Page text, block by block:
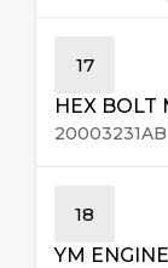
17
HEX BOLT
20003231AB
18
YM